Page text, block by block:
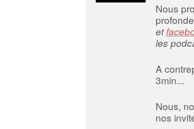
Nous
et
les
A
3min...
Nous,
nos